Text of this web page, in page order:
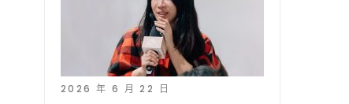
2026 年 6 月 22 日